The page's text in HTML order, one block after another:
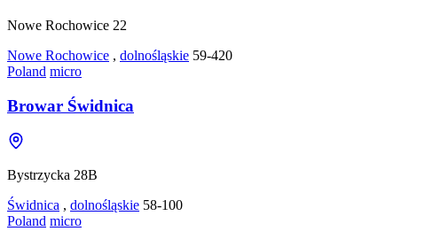
Nowe Rochowice 22
Nowe Rochowice , dolnośląskie 59-420
Poland micro
Browar Świdnica
Bystrzycka 28B
Świdnica , dolnośląskie 58-100
Poland micro